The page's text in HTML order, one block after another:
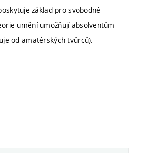
základ pro svobodné
umění umožňují absolventům
od amatérských tvůrců).